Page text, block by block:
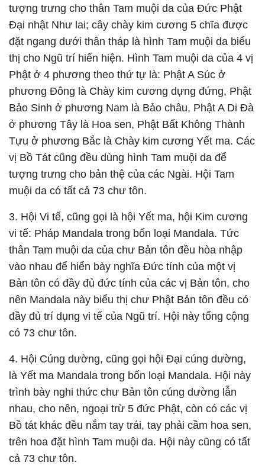
tượng trưng cho thân Tam muội da của Đức Phật
Đại nhật Như lai; cây chày kim cương 5 chĩa được
đặt ngang dưới thân tháp là hình Tam muội da biểu
thị cho Ngũ trí hiển hiện. Hình Tam muội da của 4 vị
Phật ở 4 phương theo thứ tự là: Phật A Súc ở
phương Đông là Chày kim cương dựng đứng, Phật
Bảo Sinh ở phương Nam là Bảo châu, Phật A Di Đà
ở phương Tây là Hoa sen, Phật Bất Không Thành
Tựu ở phương Bắc là Chày kim cương Yết ma. Các
vị Bồ Tát cũng đều dùng hình Tam muội da để
tượng trưng cho bản thệ của các Ngài. Hội Tam
muội da có tất cả 73 chư tôn.
3. Hội Vi tế, cũng gọi là hội Yết ma, hội Kim cương
vi tế: Pháp Mandala trong bốn loại Mandala. Tức
thân Tam muội da của chư Bản tôn đều hòa nhập
vào nhau để hiển bày nghĩa Đức tính của một vị
Bản tôn có đầy đủ đức tính của các vị Bản tôn, cho
nên Mandala này biểu thị chư Phật Bản tôn đều có
đầy đủ trí dụng vi tế của Ngũ trí. Hội này tổng cộng
có 73 chư tôn.
4. Hội Cúng dường, cũng gọi hội Đại cúng dường,
là Yết ma Mandala trong bốn loại Mandala. Hội này
trình bày nghi thức chư Bản tôn cúng dường lẫn
nhau, cho nên, ngoại trừ 5 đức Phật, còn có các vị
Bồ tát khác đều nắm tay trái, tay phải cầm hoa sen,
trên hoa đặt hình Tam muội da. Hội này cũng có tất
cả 73 chư tôn.